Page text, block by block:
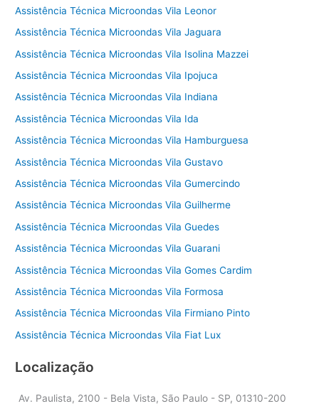
Assistência Técnica Microondas Vila Leonor
Assistência Técnica Microondas Vila Jaguara
Assistência Técnica Microondas Vila Isolina Mazzei
Assistência Técnica Microondas Vila Ipojuca
Assistência Técnica Microondas Vila Indiana
Assistência Técnica Microondas Vila Ida
Assistência Técnica Microondas Vila Hamburguesa
Assistência Técnica Microondas Vila Gustavo
Assistência Técnica Microondas Vila Gumercindo
Assistência Técnica Microondas Vila Guilherme
Assistência Técnica Microondas Vila Guedes
Assistência Técnica Microondas Vila Guarani
Assistência Técnica Microondas Vila Gomes Cardim
Assistência Técnica Microondas Vila Formosa
Assistência Técnica Microondas Vila Firmiano Pinto
Assistência Técnica Microondas Vila Fiat Lux
Localização
Av. Paulista, 2100 - Bela Vista, São Paulo - SP, 01310-200